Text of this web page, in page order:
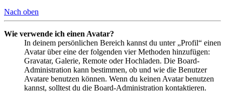
Nach oben
Wie verwende ich einen Avatar?
In deinem persönlichen Bereich kannst du unter „Profil“ einen
Avatar über eine der folgenden vier Methoden hinzufügen:
Gravatar, Galerie, Remote oder Hochladen. Die Board-
Administration kann bestimmen, ob und wie die Benutzer
Avatare benutzen können. Wenn du keinen Avatar benutzen
kannst, solltest du die Board-Administration kontaktieren.